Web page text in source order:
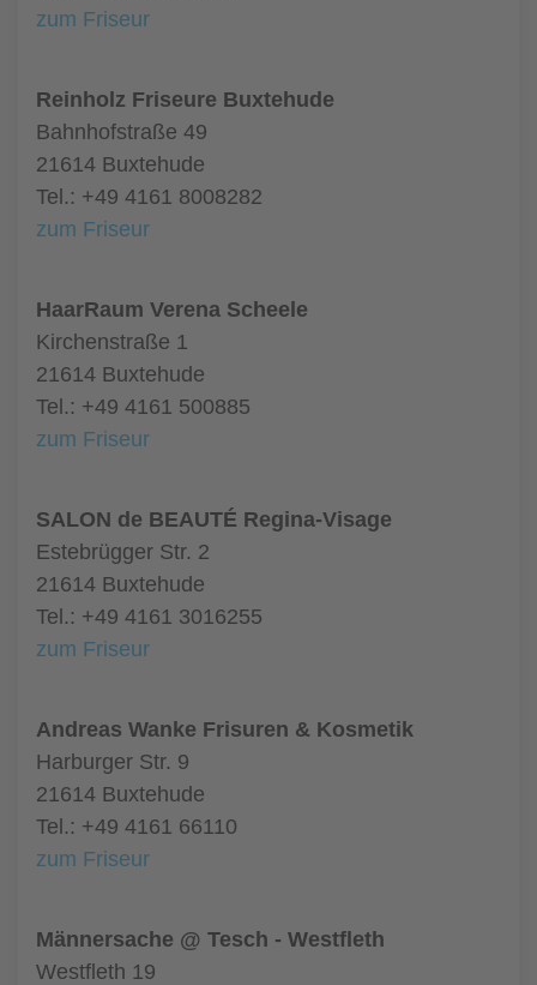
zum Friseur
Reinholz Friseure Buxtehude
Bahnhofstraße 49
21614 Buxtehude
Tel.: +49 4161 8008282
zum Friseur
HaarRaum Verena Scheele
Kirchenstraße 1
21614 Buxtehude
Tel.: +49 4161 500885
zum Friseur
SALON de BEAUTÉ Regina-Visage
Estebrügger Str. 2
21614 Buxtehude
Tel.: +49 4161 3016255
zum Friseur
Andreas Wanke Frisuren & Kosmetik
Harburger Str. 9
21614 Buxtehude
Tel.: +49 4161 66110
zum Friseur
Männersache @ Tesch - Westfleth
Westfleth 19